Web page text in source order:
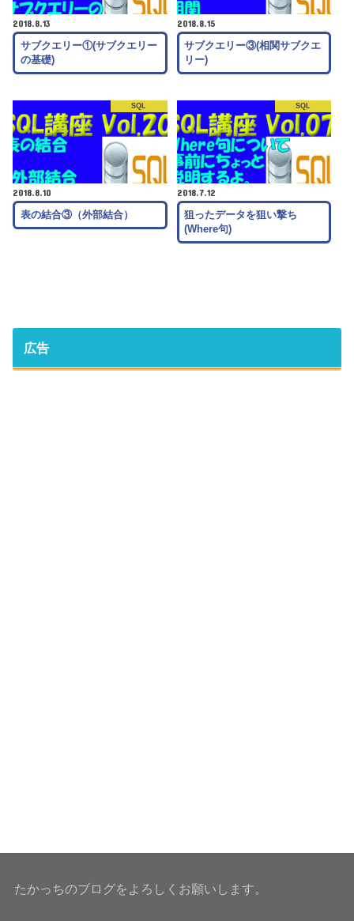
2018.8.13
サブクエリー①(サブクエリー
の基礎)
2018.8.15
サブクエリー③(相関サブクエ
リー)
SQL
2018.8.10
表の結合③（外部結合）
SQL
2018.7.12
狙ったデータを狙い撃ち
(Where句)
広告
たかっちのブログをよろしくお願いします。